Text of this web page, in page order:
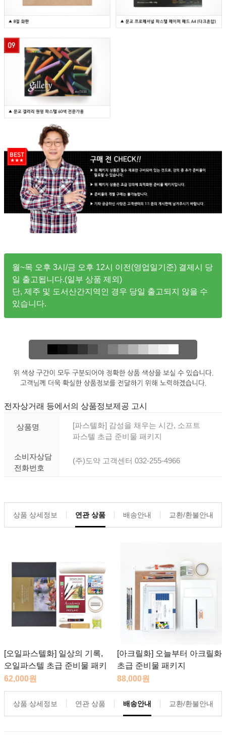
월~목 오후 3시/금 오후 12시 이전(영업일기준) 결제시 당
일 출고됩니다.(일부 상품 제외)
단, 제주 및 도서산간지역인 경우 당일 출고되지 않을 수
있습니다.
전자상거래 등에서의 상품정보제공 고시
상품명
[파스텔화] 감성을 채우는 시간, 소프트
파스텔 초급 준비물 패키지
소비자상담
전화번호
(주)도약 고객센터 032-255-4966
상품 상세정보 연관 상품 배송안내 교환/환불안내
[오일파스텔화] 일상의 기록,
오일파스텔 초급 준비물 패키
지
62,000원
[아크릴화] 오늘부터 아크릴화
초급 준비물 패키지
88,000원
상품 상세정보 연관 상품 배송안내 교환/환불안내